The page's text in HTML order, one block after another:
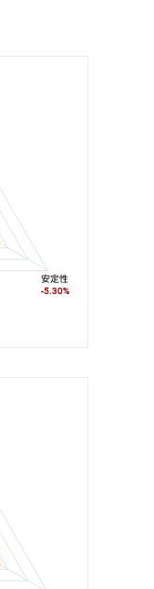
安定性
-5.30%